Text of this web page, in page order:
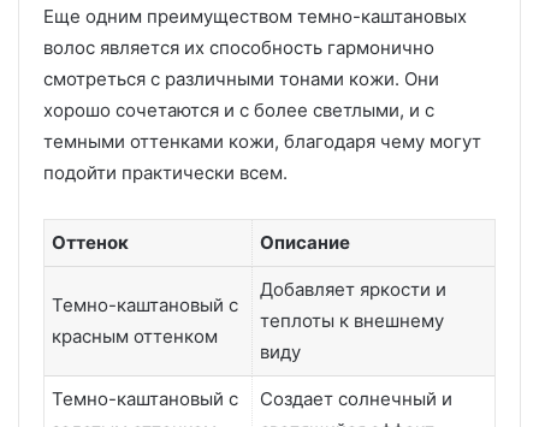
Еще одним преимуществом темно-каштановых
волос является их способность гармонично
смотреться с различными тонами кожи. Они
хорошо сочетаются и с более светлыми, и с
темными оттенками кожи, благодаря чему могут
подойти практически всем.
Оттенок Описание
Темно-каштановый с
красным оттенком
Добавляет яркости и
теплоты к внешнему
виду
Темно-каштановый с
Создает солнечный и